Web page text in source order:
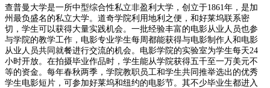
查普曼大学是一所中型综合性私立非盈利大学，创立于1861年，是加
州最负盛名的私立大学。道奇学院利用地利之便，和好莱坞联系密
切，学生可以获得大量实践机会。一批经验丰富的电影从业人员也参
与学院的教学工作，电影专业学生每周都能获得与电影制作人和电影
从业人员共同就餐进行交流的机会。电影学院的实验室为学生每天24
小时开放。在拍摄毕业作品时，学生能从学院获得五千至一万美元不
等的资金。每年春秋两季，学院教职员工和学生共同推举选出的优秀
学生电影短片，可参加好莱坞和纽约的电影节。其不少毕业生都进入